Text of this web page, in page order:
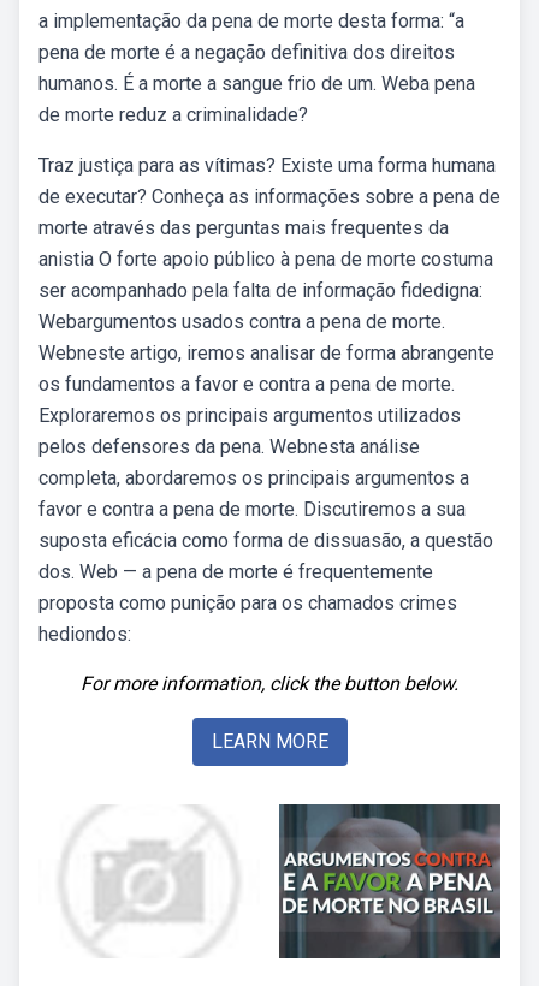
a implementação da pena de morte desta forma: “a
pena de morte é a negação definitiva dos direitos
humanos. É a morte a sangue frio de um. Weba pena
de morte reduz a criminalidade?
Traz justiça para as vítimas? Existe uma forma humana
de executar? Conheça as informações sobre a pena de
morte através das perguntas mais frequentes da
anistia O forte apoio público à pena de morte costuma
ser acompanhado pela falta de informação fidedigna:
Webargumentos usados contra a pena de morte.
Webneste artigo, iremos analisar de forma abrangente
os fundamentos a favor e contra a pena de morte.
Exploraremos os principais argumentos utilizados
pelos defensores da pena. Webnesta análise
completa, abordaremos os principais argumentos a
favor e contra a pena de morte. Discutiremos a sua
suposta eficácia como forma de dissuasão, a questão
dos. Web — a pena de morte é frequentemente
proposta como punição para os chamados crimes
hediondos:
For more information, click the button below.
LEARN MORE